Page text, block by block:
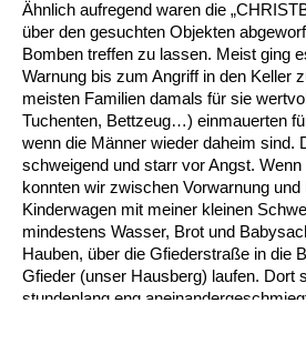
Ähnlich aufregend waren die
über den gesuchten Objekten
Bomben treffen zu lassen. Meist ging
Warnung bis zum Angriff in den Keller
meisten Familien damals für sie
Tuchenten, Bettzeug…) einmauerten
wenn die Männer wieder daheim sind.
schweigend und starr vor Angst. Wenn
konnten wir zwischen Vorwarnung
Kinderwagen mit meiner kleinen
mindestens Wasser, Brot und
Hauben, über die Gfiederstraße in die
Gfieder (unser Hausberg) laufen. Dort
stundenlang eng
Bombeneinschläge in nächster Nähe